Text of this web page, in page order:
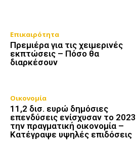
Επικαιρότητα
Πρεμιέρα για τις χειμερινές
εκπτώσεις – Πόσο θα
διαρκέσουν
Οικονομία
11,2 δισ. ευρώ δημόσιες
επενδύσεις ενίσχυσαν το 2023
την πραγματική οικονομία –
Κατέγραψε υψηλές επιδόσεις